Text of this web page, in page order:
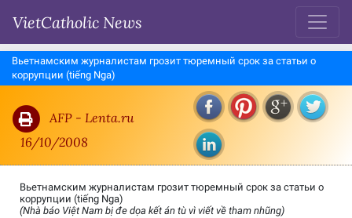
VietCatholic News
Вьетнамским журналистам грозит тюремный срок за статьи о
коррупции (tiếng Nga)
AFP - Lenta.ru
16/10/2008
Вьетнамским журналистам грозит тюремный срок за статьи о
коррупции (tiếng Nga)
(Nhà báo Việt Nam bị đe dọa kết án tù vì viết về tham nhũng)